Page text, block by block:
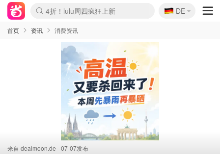
Boticinal 夏促开抢！
4折！lulu周四疯狂上新
还没结束！&OtherStories大促
Joybuy变相75折 随时失效
速领！Stanley独家85折
疑似霸哥！Camper额外叠85折
Zalando 奥莱闪促！每日更新
Moncler反季囤！5折起+叠9折
Coach Brooklyn仅€192
🇩🇪
DE
首页 资讯 消费资讯
来自 dealmoon.de 07-07发布